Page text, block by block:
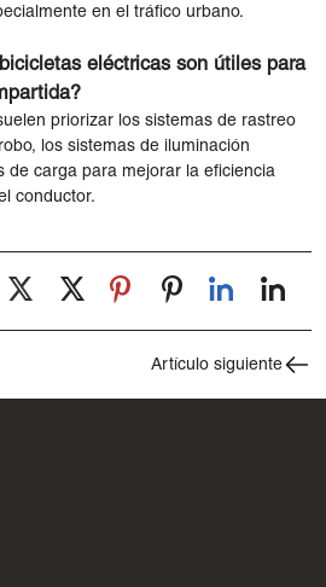
en el tráfico urbano.
eléctricas son útiles para
priorizar los sistemas de rastreo
los sistemas de iluminación
de carga para mejorar la eficiencia
conductor.
Artículo siguiente